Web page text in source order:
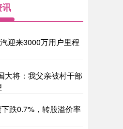
讯
迎来3000万用户里程
大将：我父亲被村干部
跌0.7%，转股溢价率